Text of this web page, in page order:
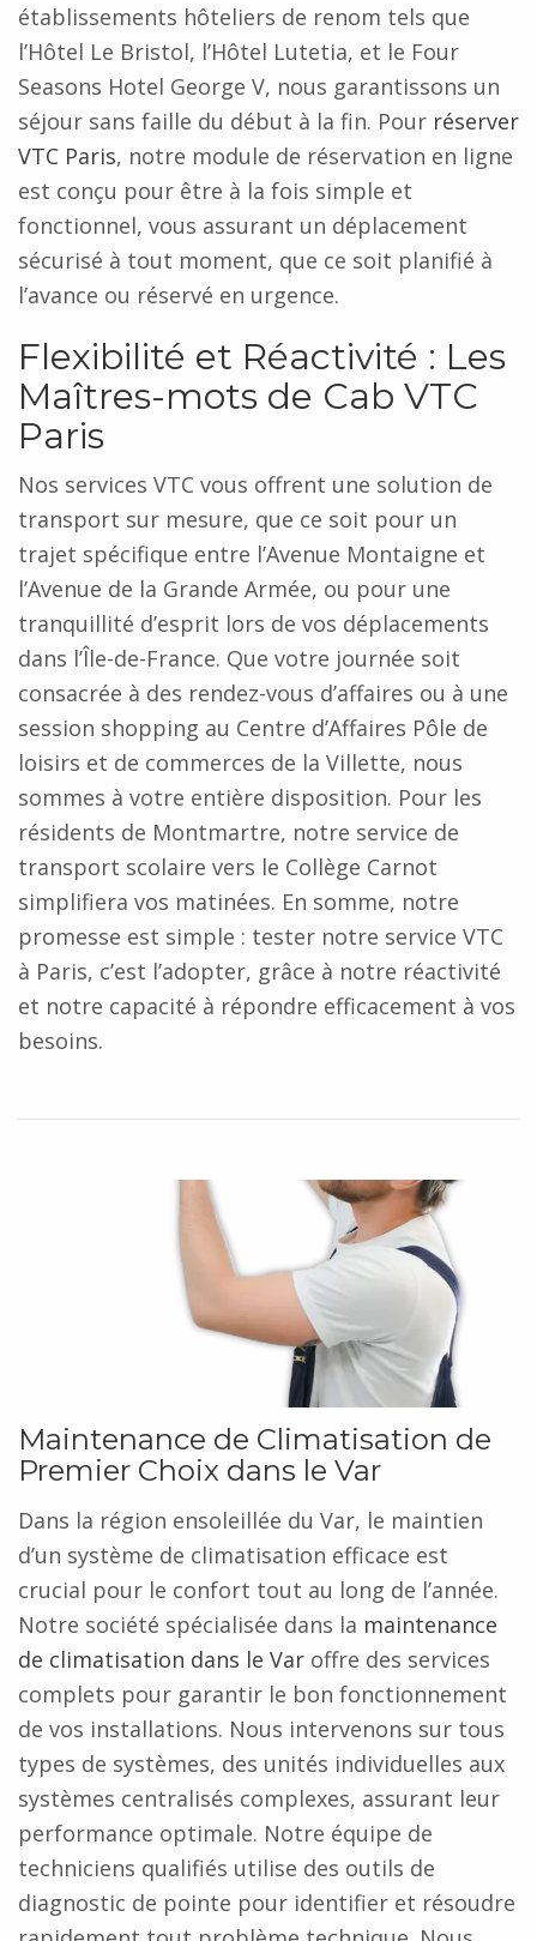
établissements hôteliers de renom tels que
l’Hôtel Le Bristol, l’Hôtel Lutetia, et le Four
Seasons Hotel George V, nous garantissons un
séjour sans faille du début à la fin. Pour réserver
VTC Paris, notre module de réservation en ligne
est conçu pour être à la fois simple et
fonctionnel, vous assurant un déplacement
sécurisé à tout moment, que ce soit planifié à
l’avance ou réservé en urgence.
Flexibilité et Réactivité : Les
Maîtres-mots de Cab VTC
Paris
Nos services VTC vous offrent une solution de
transport sur mesure, que ce soit pour un
trajet spécifique entre l’Avenue Montaigne et
l’Avenue de la Grande Armée, ou pour une
tranquillité d’esprit lors de vos déplacements
dans l’Île-de-France. Que votre journée soit
consacrée à des rendez-vous d’affaires ou à une
session shopping au Centre d’Affaires Pôle de
loisirs et de commerces de la Villette, nous
sommes à votre entière disposition. Pour les
résidents de Montmartre, notre service de
transport scolaire vers le Collège Carnot
simplifiera vos matinées. En somme, notre
promesse est simple : tester notre service VTC
à Paris, c’est l’adopter, grâce à notre réactivité
et notre capacité à répondre efficacement à vos
besoins.
Maintenance de Climatisation de
Premier Choix dans le Var
Dans la région ensoleillée du Var, le maintien
d’un système de climatisation efficace est
crucial pour le confort tout au long de l’année.
Notre société spécialisée dans la maintenance
de climatisation dans le Var offre des services
complets pour garantir le bon fonctionnement
de vos installations. Nous intervenons sur tous
types de systèmes, des unités individuelles aux
systèmes centralisés complexes, assurant leur
performance optimale. Notre équipe de
techniciens qualifiés utilise des outils de
diagnostic de pointe pour identifier et résoudre